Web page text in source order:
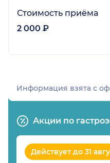
Стоимость приёма
2 000 ₽
Акции по
Действует до 31
Информация взята c